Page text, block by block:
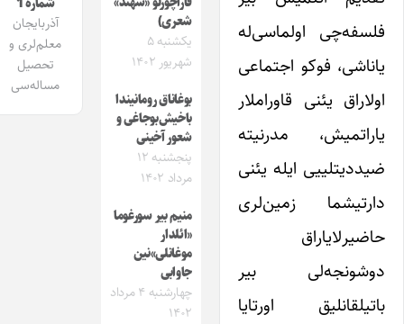
فلسفه‌چی اولماسی‌له
یاناشی، فوکو اجتماعی
اولاراق یئنی قاوراملار
یاراتمیش، مدرنیته
ضیددیتلییی ایله یئنی
دارتیشما زمین‌لری
حاضیرلایاراق
دوشونجه‌لی بیر
باتیلقانلیق اورتایا
شعری)
یکشنبه ۵
شهریور ۱۴۰۲
بوغاناق رومانیندا
باخیش‌بوجاغی و
شعور آخینی
پنجشنبه ۱۲
مرداد ۱۴۰۲
منیم بیر سورغوما
«ائلدار
موغانلی‌»نین
جاوابی
چهارشنبه ۴ مرداد
۱۴۰۲
آذربایجان
معلم‌لری و
تحصیل
مساله‌سی